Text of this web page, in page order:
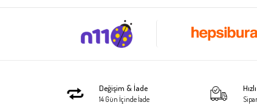
Değişim & İade
14 Gün İçinde İade